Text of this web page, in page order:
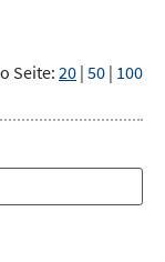
Seite:20 | 50 | 100